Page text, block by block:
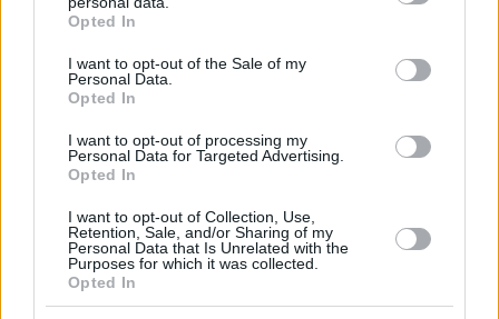
grant or deny consent to Google and its third-party tags to
use your data for below specified purposes in below Google
consent section.
Opted In
I want to opt-out of the Sale of my
Personal Data.
Opted In
I want to opt-out of processing my
Personal Data for Targeted Advertising.
Opted In
I want to opt-out of Collection, Use,
Retention, Sale, and/or Sharing of my
Personal Data that Is Unrelated with the
Purposes for which it was collected.
Opted In